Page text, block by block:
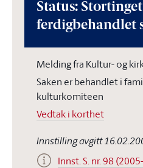
Status:
ferdigbehandlet
Melding fra Kultur- og
Saken er behandlet i
kulturkomiteen
Vedtak i korthet
Innstilling avgitt
Innst. S. nr. 98